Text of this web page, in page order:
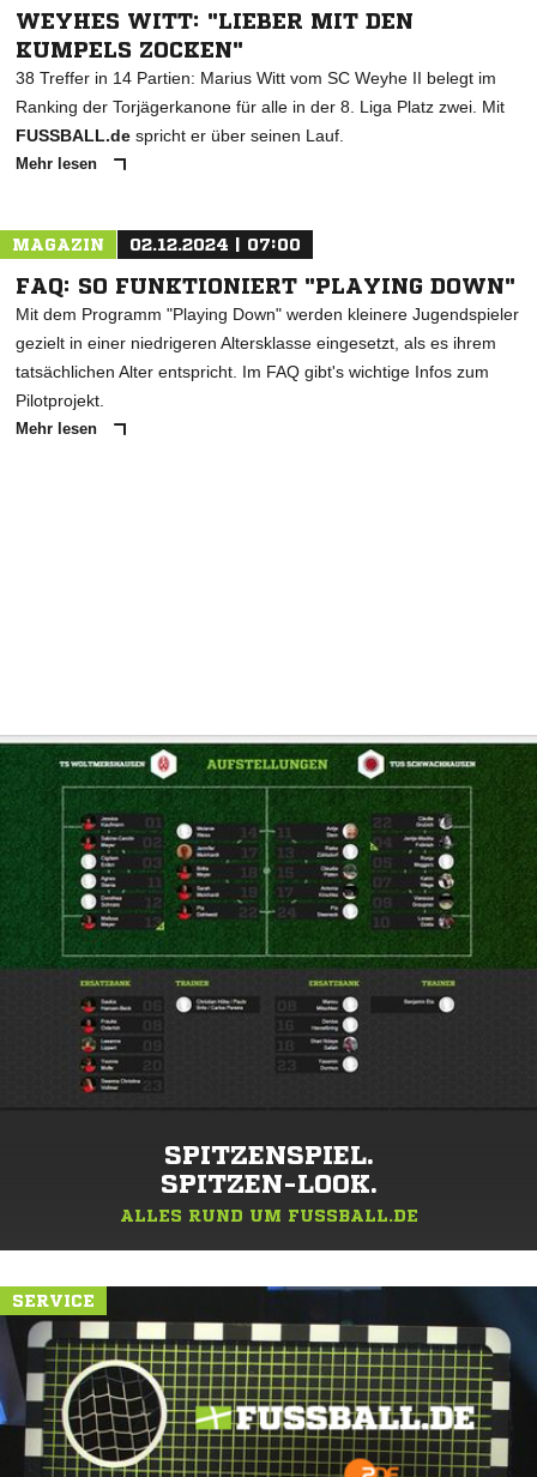
WEYHES WITT: "LIEBER MIT DEN
KUMPELS ZOCKEN"
38 Treffer in 14 Partien: Marius Witt vom SC Weyhe II belegt im
Ranking der Torjägerkanone für alle in der 8. Liga Platz zwei. Mit
FUSSBALL.de spricht er über seinen Lauf.
Mehr lesen
MAGAZIN 02.12.2024 | 07:00
FAQ: SO FUNKTIONIERT "PLAYING DOWN"
Mit dem Programm "Playing Down" werden kleinere Jugendspieler
gezielt in einer niedrigeren Altersklasse eingesetzt, als es ihrem
tatsächlichen Alter entspricht. Im FAQ gibt's wichtige Infos zum
Pilotprojekt.
Mehr lesen
SPITZENSPIEL.
SPITZEN-LOOK.
ALLES RUND UM FUSSBALL.DE
SERVICE